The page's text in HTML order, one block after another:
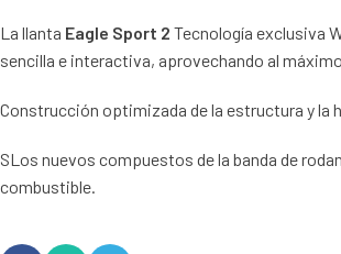
La llanta Eagle Sport 2 Tecnología exclusiva
sencilla e interactiva, aprovechando al
Construcción optimizada de la estructura y la
SLos nuevos compuestos de la banda de
combustible.